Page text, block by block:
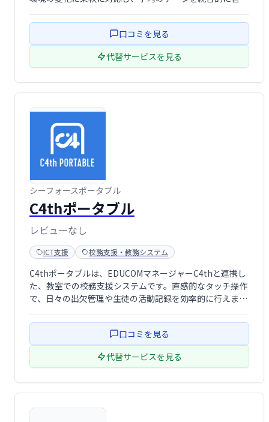
ます。教育評価や大学改革にも役立つ基盤を提供し、より
効果的な意思決定を支援します。
口コミを見る
代替サービスを見る
シーフォースポータブル
C4thポータブル
レビューなし
ICT支援 校務支援・教務システム
C4thポータブルは、EDUCOMマネージャーC4thと連携し
た、教室での校務支援システムです。直感的なタッチ操作
で、日々の出欠管理や生徒の活動記録を効率的に行えま
負担を軽減し、生徒理解を深めます。授業改善にも繋が
る、便利なツールです。口コミを見る
代替サービスを見る